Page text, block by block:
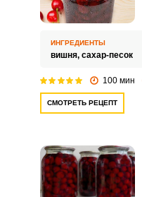
ИНГРЕДИЕНТЫ
вишня, сахар-песок
100 мин
СМОТРЕТЬ РЕЦЕПТ